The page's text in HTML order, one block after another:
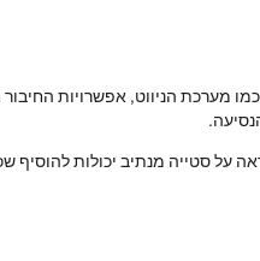
מערכת הניווט, אפשרויות
סטייה מנתיב יכולות להוסיף